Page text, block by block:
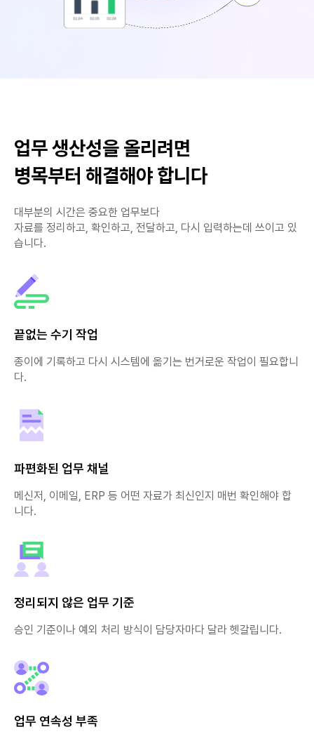
업무 생산성을 올리려면
병목부터 해결해야 합니다
대부분의 시간은 중요한 업무보다
자료를 정리하고, 확인하고, 전달하고, 다시 입력하는데 쓰이고 있
습니다.
끝없는 수기 작업
종이에 기록하고 다시 시스템에 옮기는 번거로운 작업이 필요합니
다.
파편화된 업무 채널
메신저, 이메일, ERP 등 어떤 자료가 최신인지 매번 확인해야 합
니다.
정리되지 않은 업무 기준
승인 기준이나 예외 처리 방식이 담당자마다 달라 헷갈립니다.
업무 연속성 부족